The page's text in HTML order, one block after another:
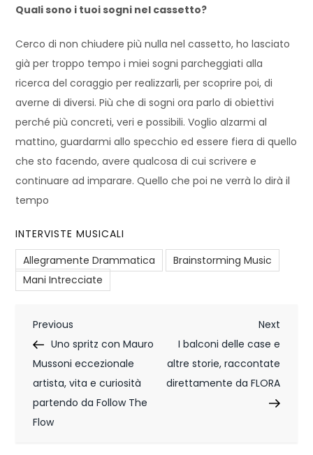
Quali sono i tuoi sogni nel cassetto?
Cerco di non chiudere più nulla nel cassetto, ho lasciato
già per troppo tempo i miei sogni parcheggiati alla
ricerca del coraggio per realizzarli, per scoprire poi, di
averne di diversi. Più che di sogni ora parlo di obiettivi
perché più concreti, veri e possibili. Voglio alzarmi al
mattino, guardarmi allo specchio ed essere fiera di quello
che sto facendo, avere qualcosa di cui scrivere e
continuare ad imparare. Quello che poi ne verrà lo dirà il
tempo
INTERVISTE MUSICALI
Allegramente Drammatica
Brainstorming Music
Mani Intrecciate
N
a
v
i
Previous
Post
Previous
Uno spritz con Mauro
Mussoni eccezionale
artista, vita e curiosità
partendo da Follow The
Flow
Next
Post
Next
I balconi delle case e
altre storie, raccontate
direttamente da FLORA